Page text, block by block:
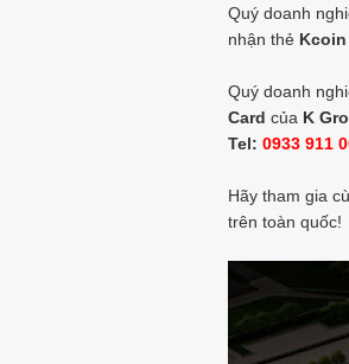
Quý doanh
nhận thẻ Kcoin
Quý doanh
Card của K
Tel: 0933 911
Hãy tham gia
trên toàn quốc!